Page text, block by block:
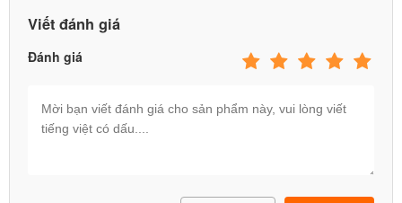
Viết đánh giá
Đánh giá